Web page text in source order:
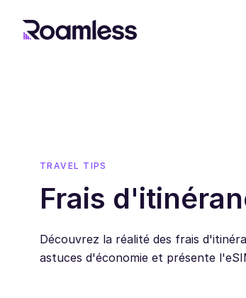
TRAVEL TIPS
Frais
Découvrez la réalité des frais
astuces d'économie et présente